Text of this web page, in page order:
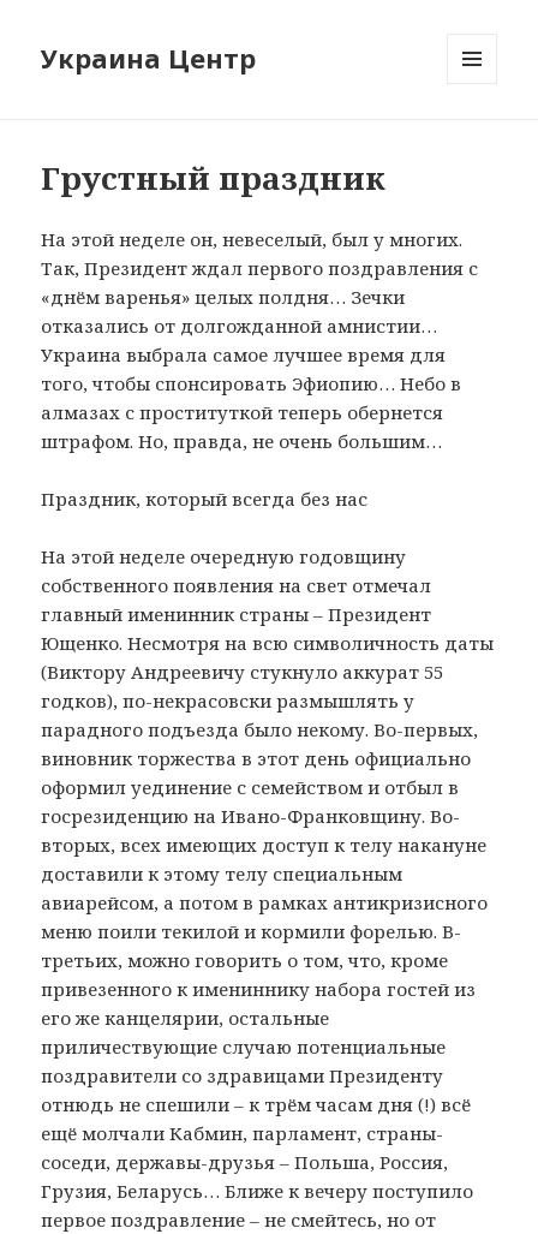
Украина Центр
Грустный праздник
На этой неделе он, невеселый, был у многих.
Так, Президент ждал первого поздравления с
«днём варенья» целых полдня… Зечки
отказались от долгожданной амнистии…
Украина выбрала самое лучшее время для
того, чтобы спонсировать Эфиопию… Небо в
алмазах с проституткой теперь обернется
штрафом. Но, правда, не очень большим…
Праздник, который всегда без нас
На этой неделе очередную годовщину
собственного появления на свет отмечал
главный именинник страны – Президент
Ющенко. Несмотря на всю символичность даты
(Виктору Андреевичу стукнуло аккурат 55
годков), по-некрасовски размышлять у
парадного подъезда было некому. Во-первых,
виновник торжества в этот день официально
оформил уединение с семейством и отбыл в
госрезиденцию на Ивано-Франковщину. Во-
вторых, всех имеющих доступ к телу накануне
доставили к этому телу специальным
авиарейсом, а потом в рамках антикризисного
меню поили текилой и кормили форелью. В-
третьих, можно говорить о том, что, кроме
привезенного к имениннику набора гостей из
его же канцелярии, остальные
приличествующие случаю потенциальные
поздравители со здравицами Президенту
отнюдь не спешили – к трём часам дня (!) всё
ещё молчали Кабмин, парламент, страны-
соседи, державы-друзья – Польша, Россия,
Грузия, Беларусь… Ближе к вечеру поступило
первое поздравление – не смейтесь, но от